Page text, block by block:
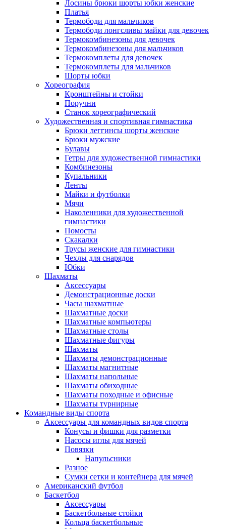
Лосины брюки шорты юбки женские
Платья
Термободи для мальчиков
Термободи лонгсливы майки для девочек
Термокомбинезоны для девочек
Термокомбинезоны для мальчиков
Термокомплеты для девочек
Термокомплеты для мальчиков
Шорты юбки
Хореография
Кронштейны и стойки
Поручни
Станок хореографический
Художественная и спортивная гимнастика
Брюки леггинсы шорты женские
Брюки мужские
Булавы
Гетры для художественной гимнастики
Комбинезоны
Купальники
Ленты
Майки и футболки
Мячи
Наколенники для художественной
гимнастики
Помосты
Скакалки
Трусы женские для гимнастики
Чехлы для снарядов
Юбки
Шахматы
Аксессуары
Демонстрационные доски
Часы шахматные
Шахматные доски
Шахматные компьютеры
Шахматные столы
Шахматные фигуры
Шахматы
Шахматы демонстрационные
Шахматы магнитные
Шахматы напольные
Шахматы обиходные
Шахматы походные и офисные
Шахматы турнирные
Командные виды спорта
Аксессуары для командных видов спорта
Конусы и фишки для разметки
Насосы иглы для мячей
Повязки
Напульсники
Разное
Сумки сетки и контейнера для мячей
Американский футбол
Баскетбол
Аксессуары
Баскетбольные стойки
Кольца баскетбольные